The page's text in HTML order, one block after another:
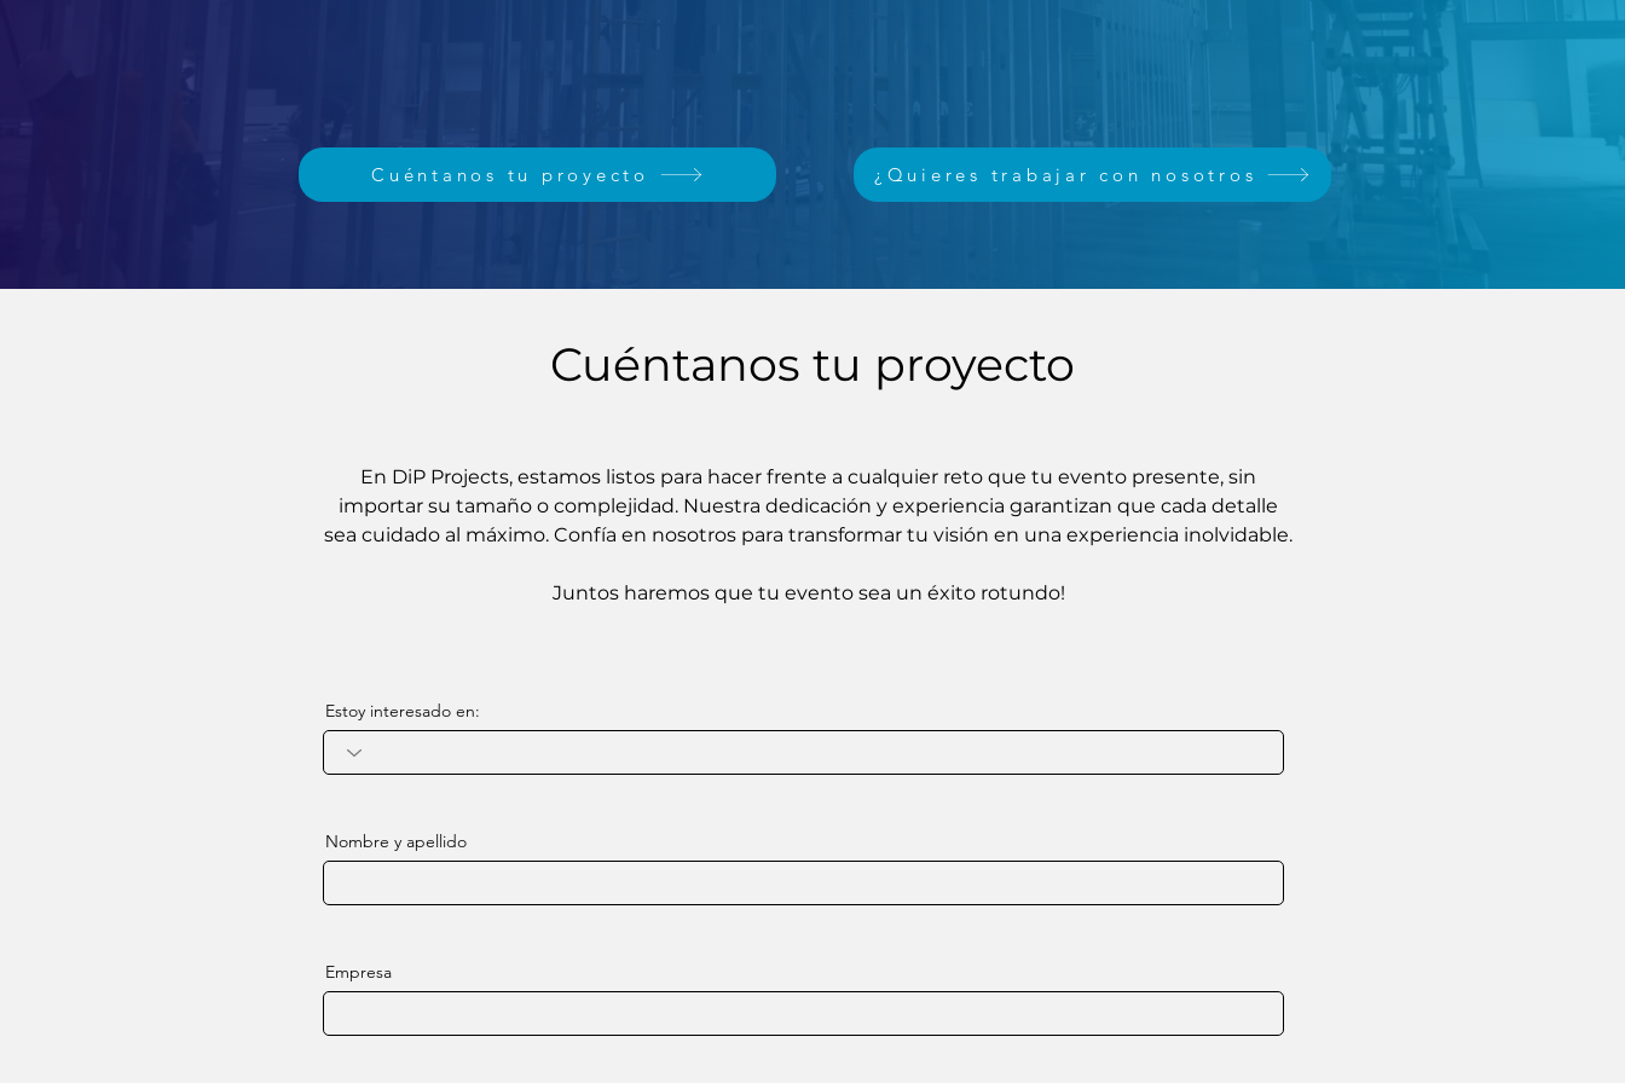
Cuéntanos tu proyecto ¿Quieres trabajar con nosotros
Cuéntanos tu proyecto
En DiP Projects, estamos listos para hacer frente a cualquier reto que tu evento presente, sin
importar su tamaño o complejidad. Nuestra dedicación y experiencia garantizan que cada detalle
sea cuidado al máximo. Confía en nosotros para transformar tu visión en una experiencia inolvidable.
Juntos haremos que tu evento sea un éxito rotundo!
Estoy interesado en:
Nombre y apellido
Empresa